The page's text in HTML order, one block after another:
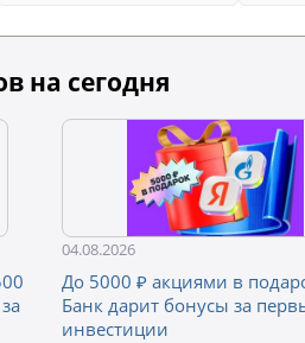
на сегодня
04.08.2026
До 5000 ₽ акциями в
Банк дарит бонусы за
инвестиции